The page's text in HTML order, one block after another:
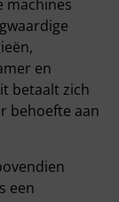
machines
en
betaalt zich
behoefte aan
een